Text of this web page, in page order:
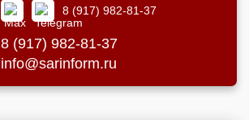
8 (917) 982-81-37
8 (917) 982-81-37
info@sarinform.ru